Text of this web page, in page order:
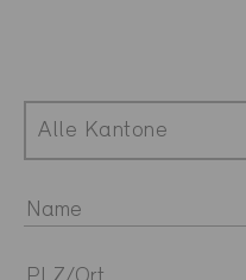
Alle Kantone